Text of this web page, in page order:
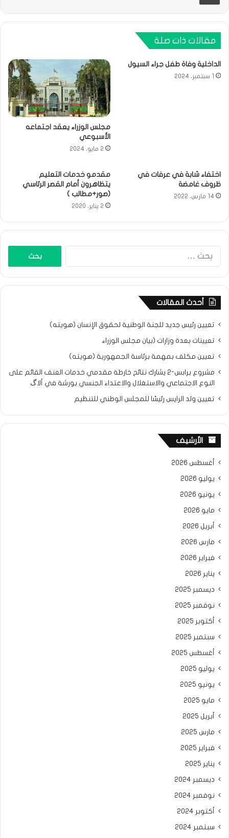
مقالات ذات صلة
الداخلية وفاة طفل جراء السيول
مجلس الوزراء يعقد اجتماعه
الأسبوعي
2 مايو، 2024
اختفاء شابة في عرفات في
ظروف غامضة
14 مارس، 2022
مقدمو خدمات التعليم
يتظاهرون أمام القصر الرئاسي
(صور+مطالب )
2 يناير، 2020
أحدث المقالات
تعيين رئيس جديد للجنة الوطنية لحقوق الإنسان (هويته)
تعيينات بعدة وزارات (بيان مجلس الوزراء
تعيين مكلف بمهمة برئاسة الجمهورية (هويته)
مشروع برابس-2 يشارك نتائح خارطة مقدمي خدمات العنف القائم على
النوع الاجتماعي والاستغلال والاعتداء الجنسي بورشة في ألاگ
تعيين ولد الرايس رئيسًا للمجلس الوطني للتنظيم
الأرشيف
أغسطس 2026
يوليو 2026
يونيو 2026
مايو 2026
أبريل 2026
مارس 2026
فبراير 2026
يناير 2026
ديسمبر 2025
نوفمبر 2025
أكتوبر 2025
سبتمبر 2025
أغسطس 2025
يوليو 2025
يونيو 2025
مايو 2025
أبريل 2025
مارس 2025
فبراير 2025
يناير 2025
ديسمبر 2024
نوفمبر 2024
أكتوبر 2024
سبتمبر 2024